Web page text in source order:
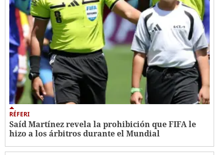
RÉFERI
Saíd Martínez revela la prohibición que FIFA le
hizo a los árbitros durante el Mundial